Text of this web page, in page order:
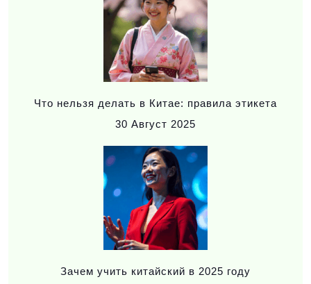
Что нельзя делать в Китае: правила этикета
30 Август 2025
Зачем учить китайский в 2025 году